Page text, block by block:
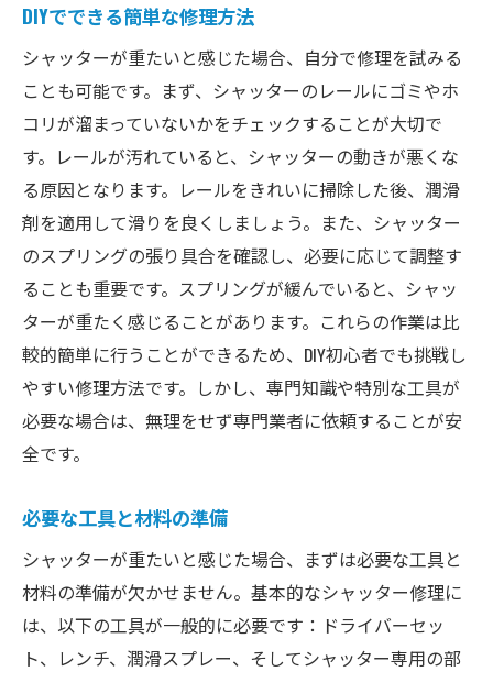
横浜編
信頼できる業者の見分け方
口コミや評判をチェックする方法
業者の技術力を確認するポイント
修理料金の適正価格とは
アフターサービスの充実度
業者選びで失敗しないための注意点
効果的なシャッター修理方法と横浜のおすすめ
業者
最適な修理方法の選び方
おすすめのシャッター修理業者リスト
実際の修理事例の紹介
修理保証の有無とその重要性
業者選びの際の具体的なチェックポイント
シャッターが重たいと感じたら横浜でできる修
理対策
日常的にできるメンテナンス方法
DIYでできる簡単な修理方法
シャッターが重たいと感じた場合、自分で修理を試みる
ことも可能です。まず、シャッターのレールにゴミやホ
コリが溜まっていないかをチェックすることが大切で
す。レールが汚れていると、シャッターの動きが悪くな
る原因となります。レールをきれいに掃除した後、潤滑
剤を適用して滑りを良くしましょう。また、シャッター
のスプリングの張り具合を確認し、必要に応じて調整す
ることも重要です。スプリングが緩んでいると、シャッ
ターが重たく感じることがあります。これらの作業は比
較的簡単に行うことができるため、DIY初心者でも挑戦し
やすい修理方法です。しかし、専門知識や特別な工具が
必要な場合は、無理をせず専門業者に依頼することが安
全です。
必要な工具と材料の準備
シャッターが重たいと感じた場合、まずは必要な工具と
材料の準備が欠かせません。基本的なシャッター修理に
は、以下の工具が一般的に必要です：ドライバーセッ
ト、レンチ、潤滑スプレー、そしてシャッター専用の部